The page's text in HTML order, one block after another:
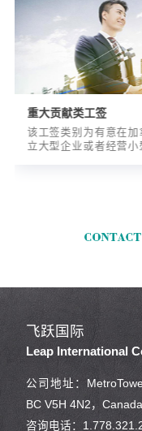
重大贡献类工签
该工签类别为有意在加
立大型企业或者经营小
飞跃国际
Leap International
公司地址：
BC V5H 4N2，Canada
咨询电话：